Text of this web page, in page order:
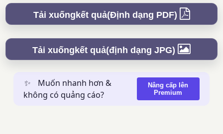
Tải xuốngkết quả(Định dạng PDF)
Tải xuốngkết quả(định dạng JPG)
✨
Muốn nhanh hơn &
không có quảng cáo?
Nâng cấp lên
Premium